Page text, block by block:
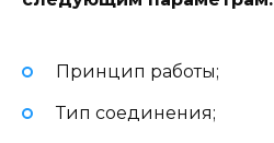
Принцип работы;
Тип соединения;